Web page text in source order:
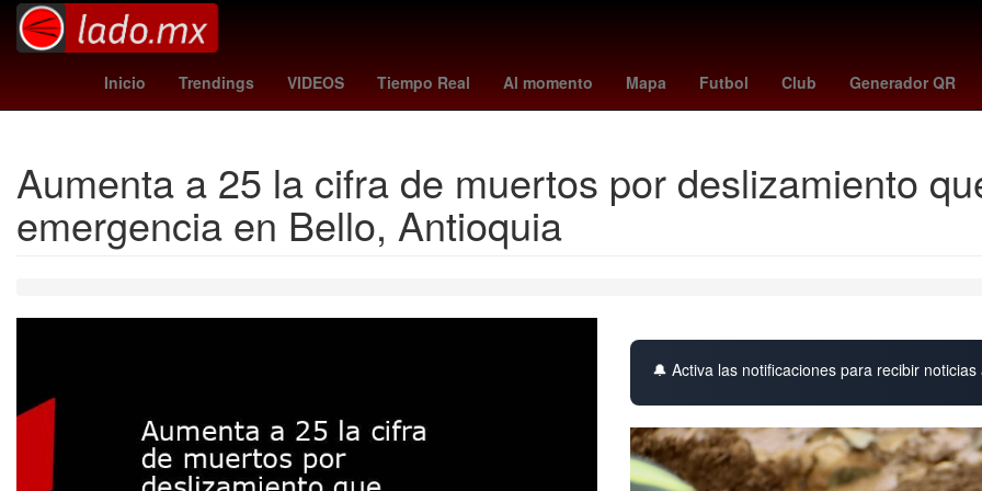
Inicio Trendings VIDEOS Tiempo Real Al momento Mapa Futbol Club Generador QR
Brasil barracas central - aldosivi orioles - angels mexico vs Los Mochis juventude - atlético mineiro
Aumenta a 25 la cifra de muertos por deslizamiento
emergencia en Bello, Antioquia
🔔 Activa las notificaciones para recibir